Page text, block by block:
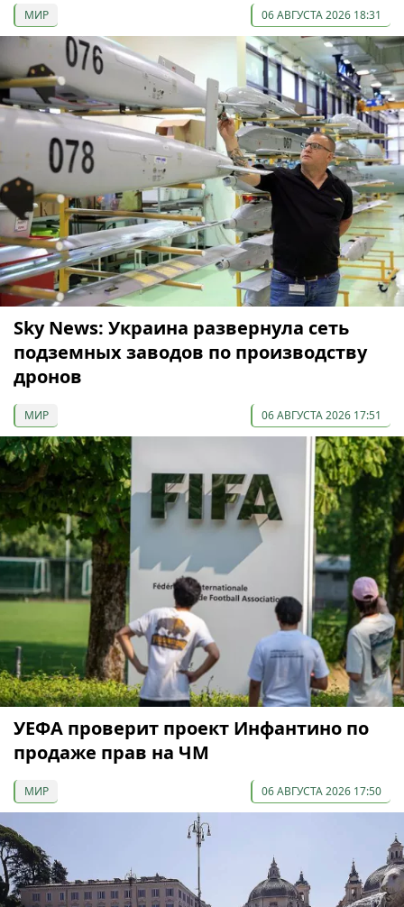
МИР 06 АВГУСТА 2026 18:31
Sky News: Украина развернула сеть
подземных заводов по производству
дронов
МИР 06 АВГУСТА 2026 17:51
УЕФА проверит проект Инфантино по
продаже прав на ЧМ
МИР 06 АВГУСТА 2026 17:50